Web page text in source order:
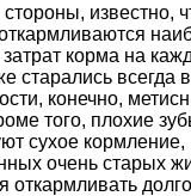
известно,
корма на
старались всегда
конечно,
того, плохие
сухое
очень старых
откармливать